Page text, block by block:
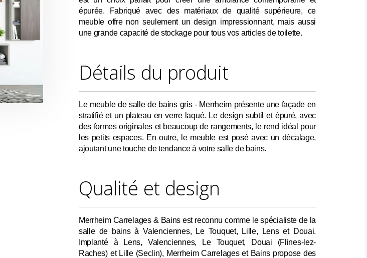
épurée. Fabriqué avec des matériaux de qualité supérieure, ce
meuble offre non seulement un design impressionnant, mais aussi
une grande capacité de stockage pour tous vos articles de toilette.
Détails du produit
Le meuble de salle de bains gris - Merrheim présente une façade en
stratifié et un plateau en verre laqué. Le design subtil et épuré, avec
des formes originales et beaucoup de rangements, le rend idéal pour
les petits espaces. En outre, le meuble est posé avec un décalage,
ajoutant une touche de tendance à votre salle de bains.
Qualité et design
Merrheim Carrelages & Bains est reconnu comme le spécialiste de la
salle de bains à Valenciennes, Le Touquet, Lille, Lens et Douai.
Implanté à Lens, Valenciennes, Le Touquet, Douai (Flines-lez-
Raches) et Lille (Seclin), Merrheim Carrelages et Bains propose des